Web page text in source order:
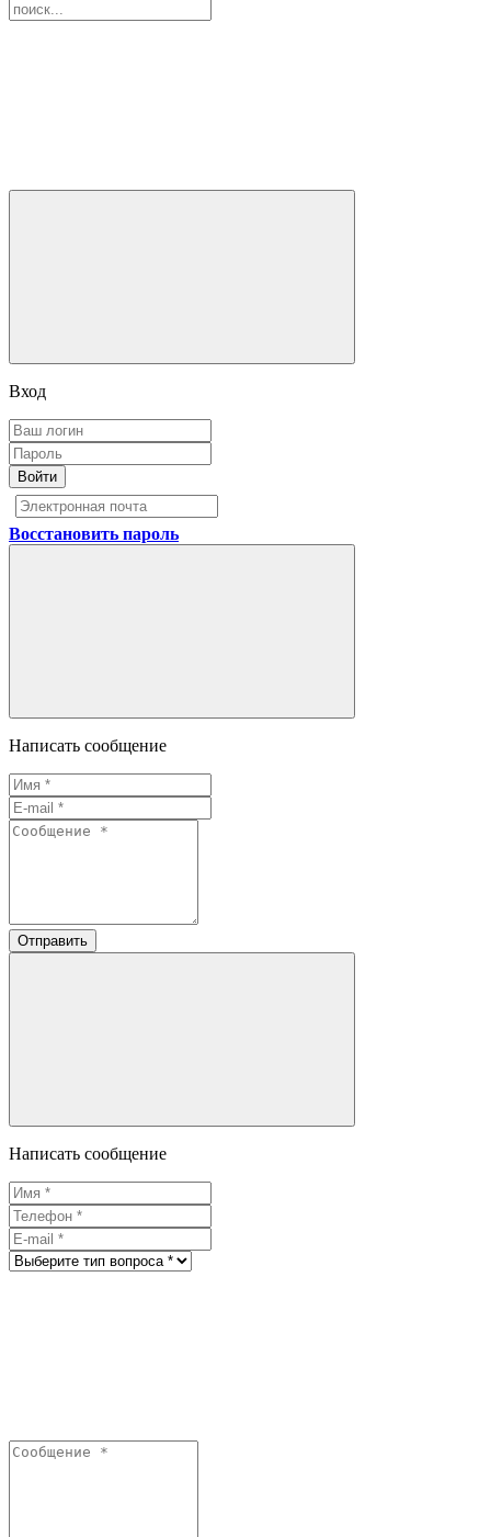
Вход
Войти
Восстановить пароль
Написать сообщение
Отправить
Написать сообщение